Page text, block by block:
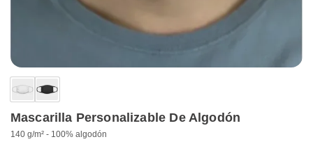
Mascarilla Personalizable De Algodón
140 g/m² - 100% algodón